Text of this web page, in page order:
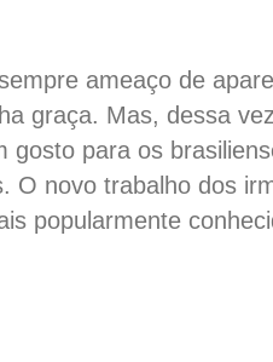
ameaço de
graça. Mas, dessa
gosto para os
O novo trabalho dos
popularmente